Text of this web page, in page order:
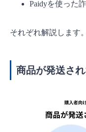
Paidyを使った
それぞれ解説します。
商品が発送さ